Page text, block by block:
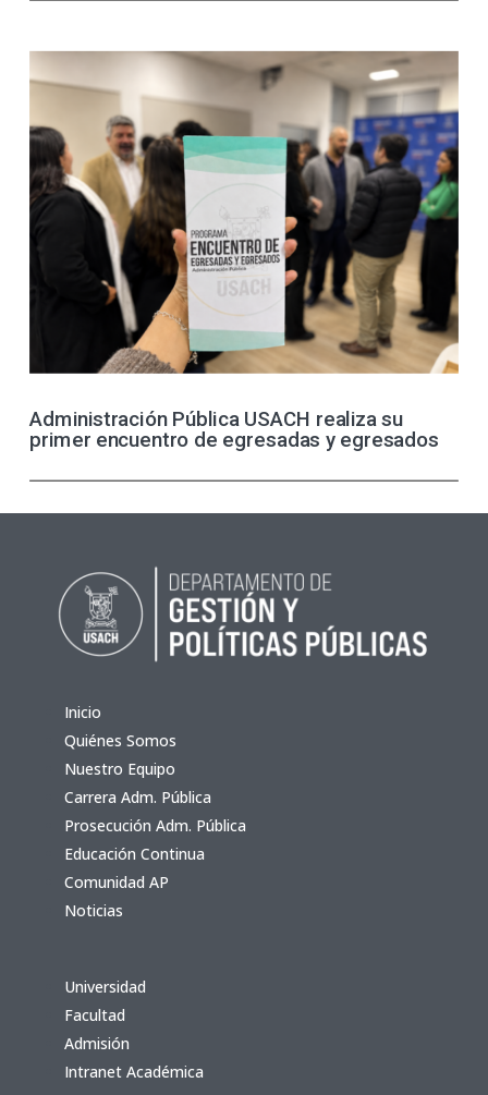
Administración Pública USACH realiza su
primer encuentro de egresadas y egresados
Inicio
Quiénes Somos
Nuestro Equipo
Carrera Adm. Pública
Prosecución Adm. Pública
Educación Continua
Comunidad AP
Noticias
Universidad
Facultad
Admisión
Intranet Académica